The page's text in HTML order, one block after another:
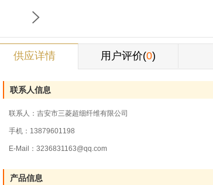
供应详情 用户评价(0)
联系人信息
联系人：吉安市三菱超细纤维有限公司
手机：13879601198
E-Mail：3236831163@qq.com
产品信息